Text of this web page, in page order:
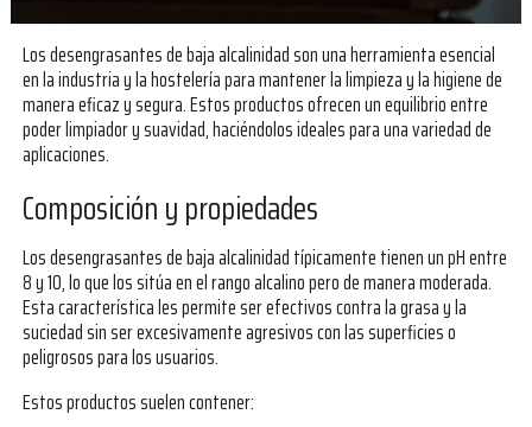
Los desengrasantes de baja alcalinidad son una herramienta esencial
en la industria y la hostelería para mantener la limpieza y la higiene de
manera eficaz y segura. Estos productos ofrecen un equilibrio entre
poder limpiador y suavidad, haciéndolos ideales para una variedad de
aplicaciones.
Composición y propiedades
Los desengrasantes de baja alcalinidad típicamente tienen un pH entre
8 y 10, lo que los sitúa en el rango alcalino pero de manera moderada.
Esta característica les permite ser efectivos contra la grasa y la
suciedad sin ser excesivamente agresivos con las superficies o
peligrosos para los usuarios.
Estos productos suelen contener: